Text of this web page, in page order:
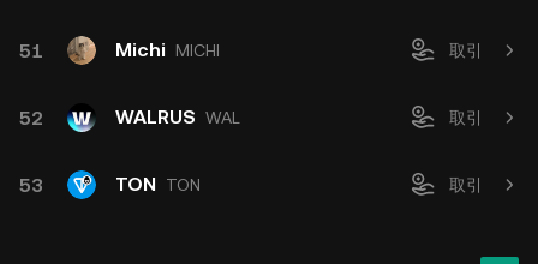
51 Michi MICHI 取引
52 WALRUS WAL 取引
53 TON TON 取引